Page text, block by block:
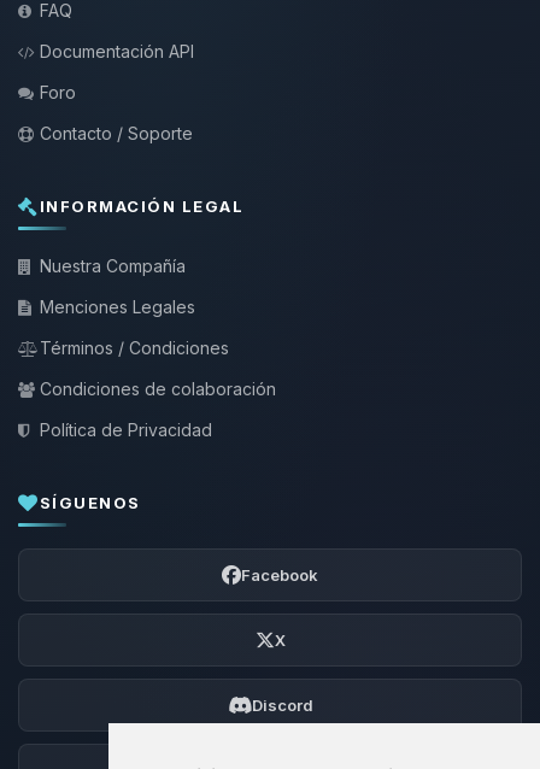
FAQ
Documentación API
Foro
Contacto / Soporte
INFORMACIÓN LEGAL
Nuestra Compañía
Menciones Legales
Términos / Condiciones
Condiciones de colaboración
Política de Privacidad
SÍGUENOS
Facebook
X
Discord